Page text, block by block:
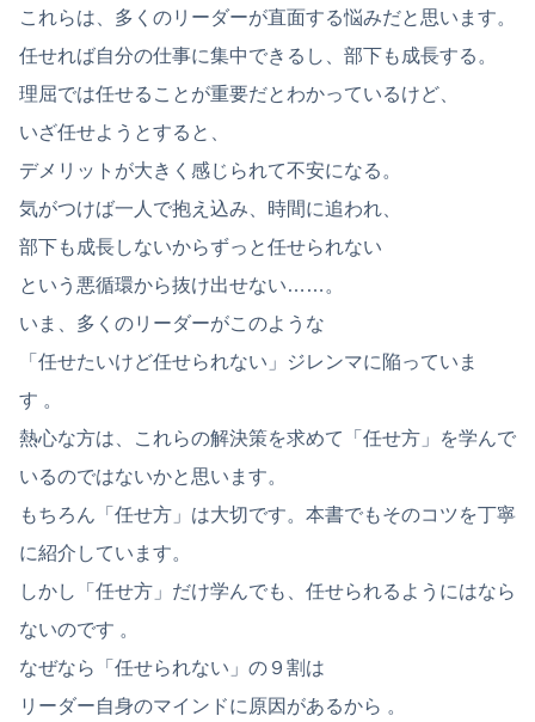
これらは、多くのリーダーが直面する悩みだと思います。
任せれば自分の仕事に集中できるし、部下も成長する。
理屈では任せることが重要だとわかっているけど、
いざ任せようとすると、
デメリットが大きく感じられて不安になる。
気がつけば一人で抱え込み、時間に追われ、
部下も成長しないからずっと任せられない
という悪循環から抜け出せない……。
いま、多くのリーダーがこのような
「任せたいけど任せられない」ジレンマに陥っていま
す 。
熱心な方は、これらの解決策を求めて「任せ方」を学んで
いるのではないかと思います。
もちろん「任せ方」は大切です。本書でもそのコツを丁寧
に紹介しています。
しかし「任せ方」だけ学んでも、任せられるようにはなら
ないのです 。
なぜなら「任せられない」の９割は
リーダー自身のマインドに原因があるから 。